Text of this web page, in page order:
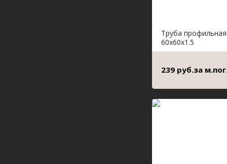
Труба профильная
60х60х1.5
239 руб.за